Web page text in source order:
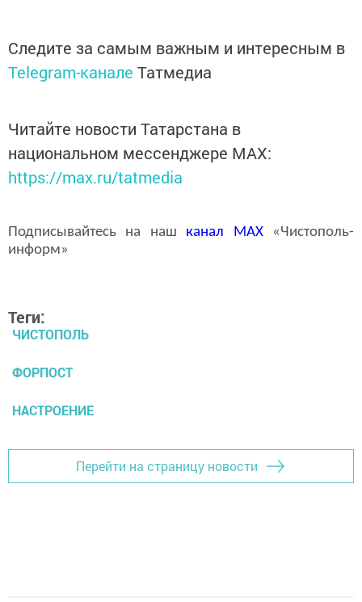
Следите за самым важным и интересным в
Telegram-канале Татмедиа
Читайте новости Татарстана в
национальном мессенджере MАХ:
https://max.ru/tatmedia
Подписывайтесь на наш канал MAX«Чистополь-
информ»
Теги:
ЧИСТОПОЛЬ
ФОРПОСТ
НАСТРОЕНИЕ
Перейти на страницу новости